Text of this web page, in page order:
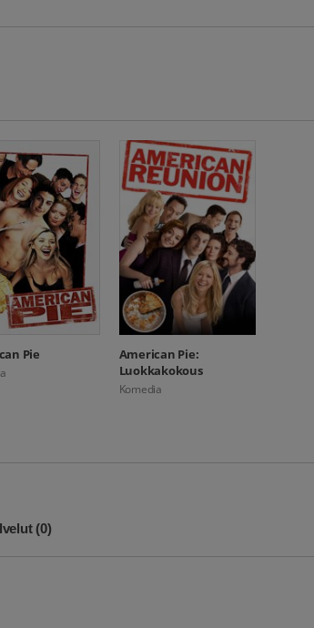
Pie
American Pie:
Luokkakokous
Komedia
(0)